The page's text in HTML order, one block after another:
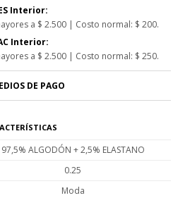
Interior:
a $ 2.500 | Costo normal: $ 200.
Interior:
a $ 2.500 | Costo normal: $ 250.
DE PAGO
97,5% ALGODÓN + 2,5% ELASTANO
0.25
Moda